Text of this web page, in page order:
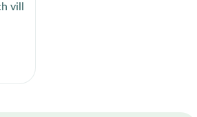
vill